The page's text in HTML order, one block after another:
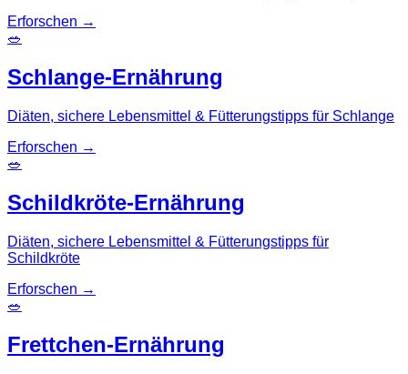
Erforschen →
🥗
Schlange-Ernährung
Diäten, sichere Lebensmittel & Fütterungstipps für Schlange
Erforschen →
🥗
Schildkröte-Ernährung
Diäten, sichere Lebensmittel & Fütterungstipps für
Schildkröte
Erforschen →
🥗
Frettchen-Ernährung